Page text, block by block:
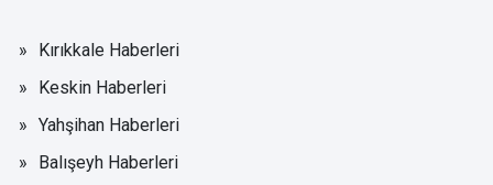
Kırıkkale Haberleri
Keskin Haberleri
Yahşihan Haberleri
Balışeyh Haberleri